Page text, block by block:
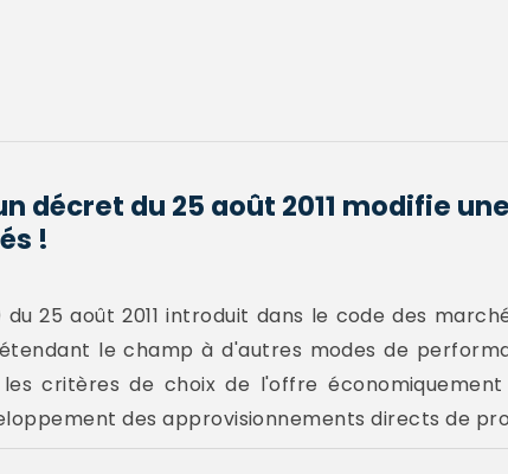
décret du 25 août 2011 modifie
!
du 25 août 2011 introduit dans le code des
le champ à d'autres modes de
critères de choix de l'offre économiquement
des approvisionnements directs de